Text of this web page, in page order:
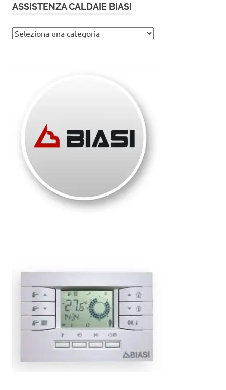
ASSISTENZA CALDAIE BIASI
Assistenza